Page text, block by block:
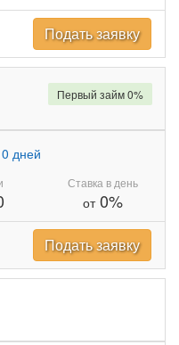
Подать заявку
дней
Ставка в день
от0%
Первый займ 0%
Подать заявку